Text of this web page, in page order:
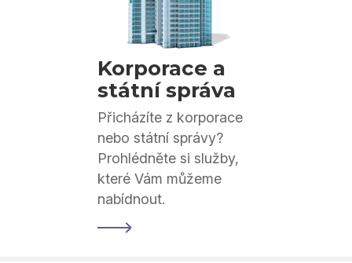
Korporace a
státní správa
Přicházíte z korporace
nebo státní správy?
Prohlédněte si služby,
které Vám můžeme
nabídnout.